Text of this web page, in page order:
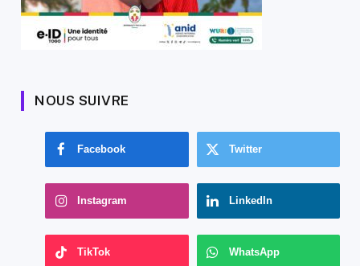
NOUS SUIVRE
Facebook Twitter
Instagram LinkedIn
TikTok WhatsApp